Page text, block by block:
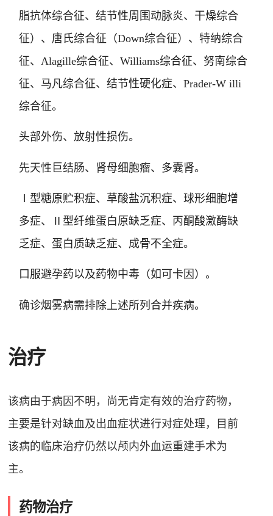
脂抗体综合征、结节性周围动脉炎、干燥综合
征）、唐氏综合征（Down综合征）、特纳综合
征、Alagille综合征、Williams综合征、努南综合
征、马凡综合征、结节性硬化症、Prader-W illi
综合征。
头部外伤、放射性损伤。
先天性巨结肠、肾母细胞瘤、多囊肾。
Ⅰ型糖原贮积症、草酸盐沉积症、球形细胞增
多症、Ⅱ型纤维蛋白原缺乏症、丙酮酸激酶缺
乏症、蛋白质缺乏症、成骨不全症。
口服避孕药以及药物中毒（如可卡因）。
确诊烟雾病需排除上述所列合并疾病。
治疗
该病由于病因不明，尚无肯定有效的治疗药物，
主要是针对缺血及出血症状进行对症处理，目前
该病的临床治疗仍然以颅内外血运重建手术为
主。
药物治疗